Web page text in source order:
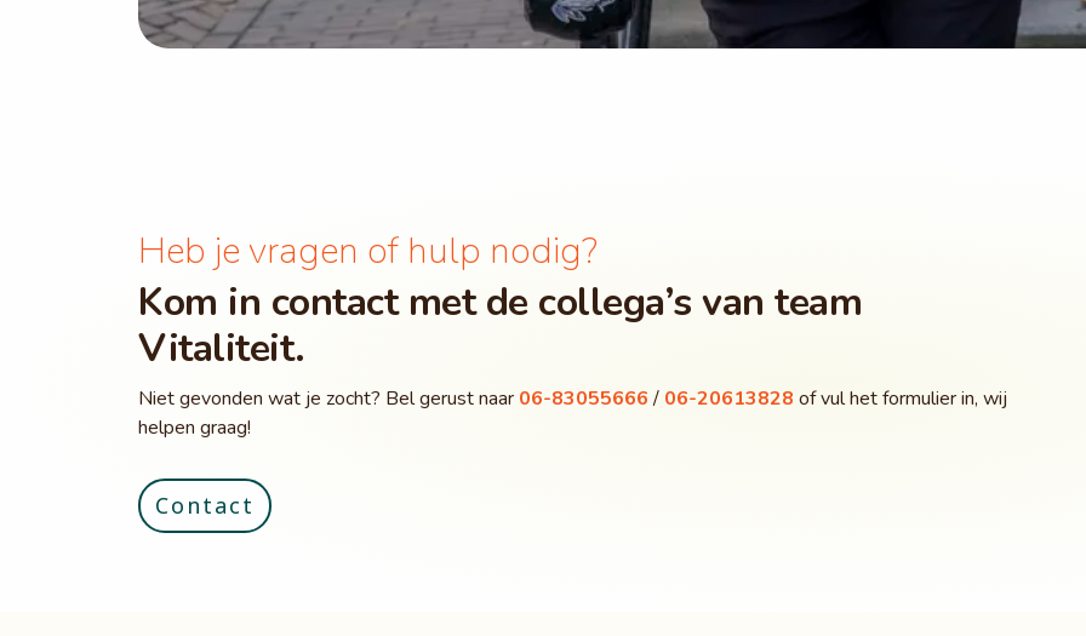
Heb je vragen of hulp nodig?
Kom in contact met de collega’s van team
Vitaliteit.
Niet gevonden wat je zocht? Bel gerust naar 06-83055666/ 06-20613828 of vul het formulier in, wij
helpen graag!
Contact